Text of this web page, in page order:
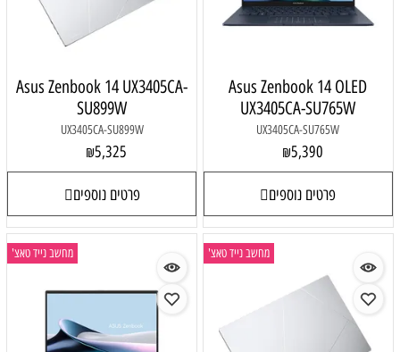
Asus Zenbook 14 OLED
UX3405CA-SU765W
UX3405CA-SU765W
₪5,390
פרטים נוספים
Asus Zenbook 14 UX3405CA-
SU899W
UX3405CA-SU899W
₪5,325
פרטים נוספים
מחשב נייד טאצ' מחשב נייד טאצ'